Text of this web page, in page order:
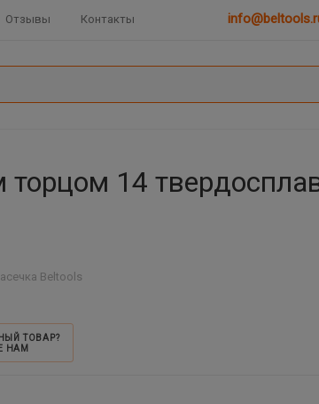
Отзывы Контакты
торцом 14
Beltools
ТОВАР?
НАМ